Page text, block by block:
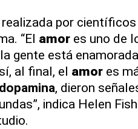
realizada por
“El amores uno de
gente está
al final, el amores
dopamina, dieron
indica Helen